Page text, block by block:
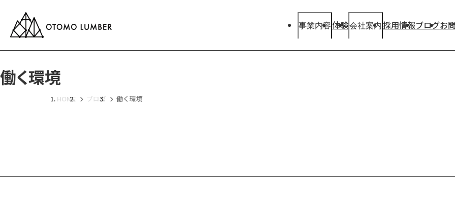
事業内容体験会社案内採用情報ブログお
働く環境
HOME ブログ 働く環境